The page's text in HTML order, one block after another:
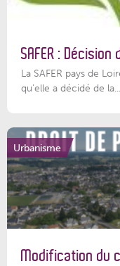
SAFER :
La SAFER pays de
qu’elle a décidé de la...
Urbanisme
Modification du